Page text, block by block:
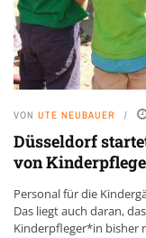
VON UTE NEUBAUER
Düsseldorf
von
Personal für die
Das liegt auch daran,
Kinderpfleger*in bisher